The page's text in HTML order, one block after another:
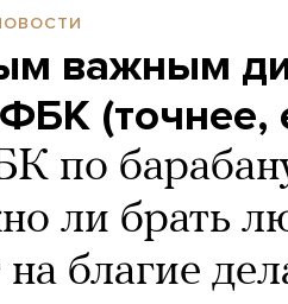
важным
(точнее,
по
ли брать
благие